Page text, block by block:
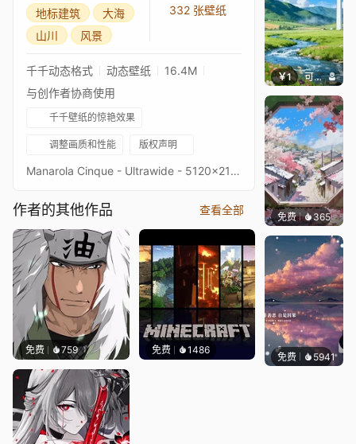
地标建筑
大海
山川
风景
332 张壁纸
千千动态格式 动态壁纸
16.4M
与创作者协商使用
千千壁纸的惊艳效果
调整画质和性能 版权声明
Manarola Cinque - Ultrawide - 5120x2160 - 3440x1440Original picture from 4kwallpapersImage quality is a priority, high-end setup recommendedKeywords : Landscape, Water, Ocean, Wave, City, Moutains, 2160p, 4K, HD
作者的其他作品 查看全部
免费 759 免费 1486
￥1 可可爱壁纸
免费 365渔小小
免费 5941冰茶